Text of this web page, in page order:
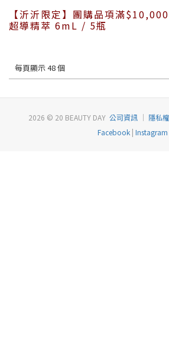
【沂沂限定】團購品項滿
超導精萃 6mL / 5瓶
每頁顯示 48 個
2026 © 20 BEAUTY DAY 公司資訊｜ 隱私
Facebook| Instagram